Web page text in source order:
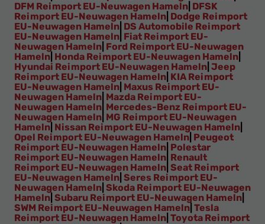
DFM Reimport EU-Neuwagen Hameln DFSK
Reimport EU-Neuwagen Hameln Dodge Reimport
EU-Neuwagen Hameln DS Automobile Reimport
EU-Neuwagen Hameln Fiat Reimport EU-
Neuwagen Hameln Ford Reimport EU-Neuwagen
Hameln Honda Reimport EU-Neuwagen Hameln
Hyundai Reimport EU-Neuwagen Hameln Jeep
Reimport EU-Neuwagen Hameln KIA Reimport
EU-Neuwagen Hameln Maxus Reimport EU-
Neuwagen Hameln Mazda Reimport EU-
Neuwagen Hameln Mercedes-Benz Reimport EU-
Neuwagen Hameln MG Reimport EU-Neuwagen
Hameln Nissan Reimport EU-Neuwagen Hameln
Opel Reimport EU-Neuwagen Hameln Peugeot
Reimport EU-Neuwagen Hameln Polestar
Reimport EU-Neuwagen Hameln Renault
Reimport EU-Neuwagen Hameln Seat Reimport
EU-Neuwagen Hameln Seres Reimport EU-
Neuwagen Hameln Skoda Reimport EU-Neuwagen
Hameln Subaru Reimport EU-Neuwagen Hameln
SWM Reimport EU-Neuwagen Hameln Tesla
Reimport EU-Neuwagen Hameln Toyota Reimport